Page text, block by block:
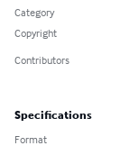
Category
Copyright
Contributors
Specifications
Format